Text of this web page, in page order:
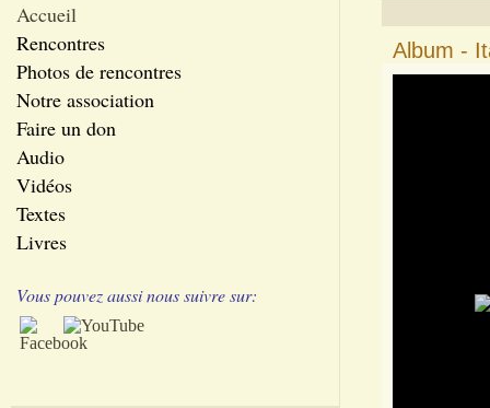
Accueil
Rencontres
Photos de rencontres
Notre association
Faire un don
Audio
Vidéos
Textes
Livres
Vous pouvez aussi nous suivre sur:
Album -